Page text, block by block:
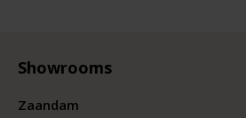
Showrooms
Zaandam